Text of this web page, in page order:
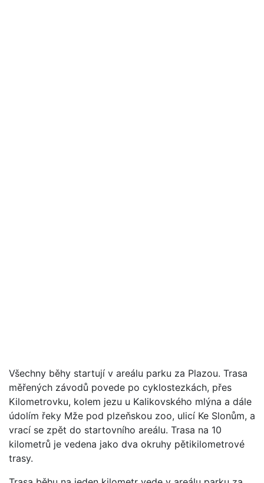
Všechny běhy startují v areálu parku za Plazou. Trasa
měřených závodů povede po cyklostezkách, přes
Kilometrovku, kolem jezu u Kalikovského mlýna a dále
údolím řeky Mže pod plzeňskou zoo, ulicí Ke Slonům, a
vrací se zpět do startovního areálu. Trasa na 10
kilometrů je vedena jako dva okruhy pětikilometrové
trasy.